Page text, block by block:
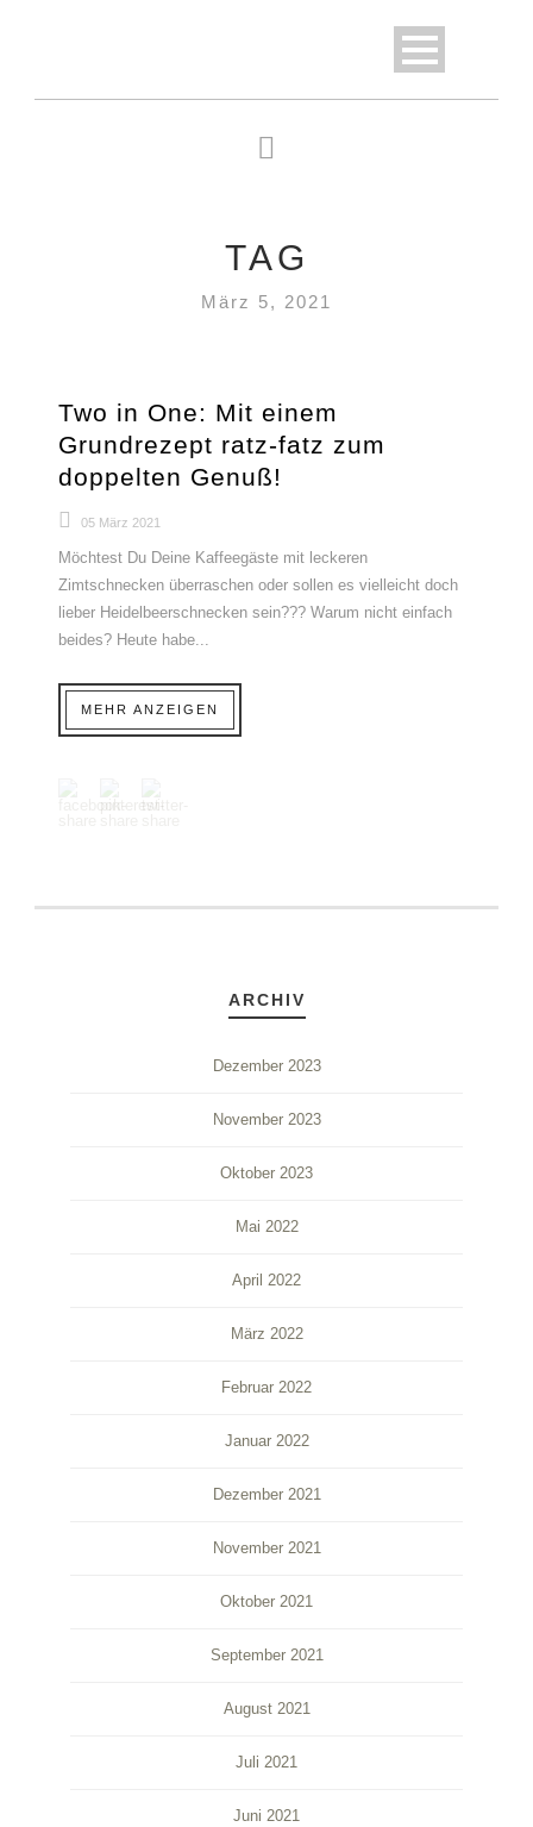
TAG
März 5, 2021
Two in One: Mit einem
Grundrezept ratz-fatz zum
doppelten Genuß!
05 März 2021
Möchtest Du Deine Kaffeegäste mit leckeren
Zimtschnecken überraschen oder sollen es vielleicht doch
lieber Heidelbeerschnecken sein??? Warum nicht einfach
beides? Heute habe...
MEHR ANZEIGEN
ARCHIV
Dezember 2023
November 2023
Oktober 2023
Mai 2022
April 2022
März 2022
Februar 2022
Januar 2022
Dezember 2021
November 2021
Oktober 2021
September 2021
August 2021
Juli 2021
Juni 2021